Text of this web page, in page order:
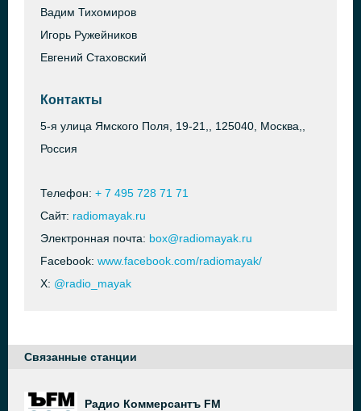
Вадим Тихомиров
Игорь Ружейников
Евгений Стаховский
Контакты
5-я улица Ямского Поля, 19-21,, 125040, Москва,,
Россия
Телефон: + 7 495 728 71 71
Сайт: radiomayak.ru
Электронная почта: box@radiomayak.ru
Facebook: www.facebook.com/radiomayak/
X: @radio_mayak
Связанные станции
Радио Коммерсантъ FM